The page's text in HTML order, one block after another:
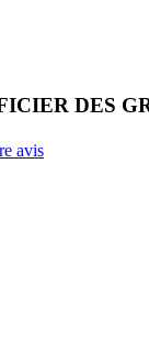
DES
avis